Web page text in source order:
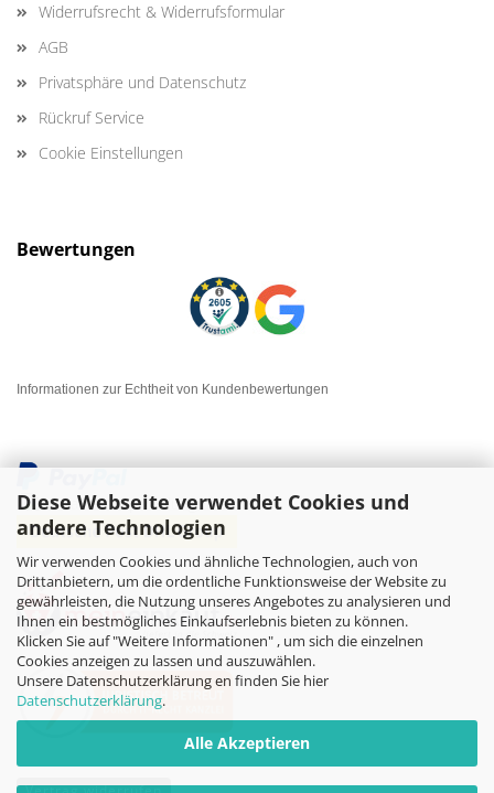
Diese Webseite verwendet Cookies und
andere Technologien
Wir verwenden Cookies und ähnliche Technologien, auch von
Drittanbietern, um die ordentliche Funktionsweise der Website zu
gewährleisten, die Nutzung unseres Angebotes zu analysieren und
Ihnen ein bestmögliches Einkaufserlebnis bieten zu können.
Klicken Sie auf "Weitere Informationen" , um sich die einzelnen
Cookies anzeigen zu lassen und auszuwählen.
Unsere Datenschutzerklärung en finden Sie hier
Datenschutzerklärung.
Alle Akzeptieren
Widerrufsrecht & Widerrufsformular
AGB
Privatsphäre und Datenschutz
Rückruf Service
Cookie Einstellungen
Bewertungen
Informationen zur Echtheit von Kundenbewertungen